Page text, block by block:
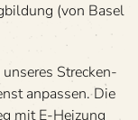
(von Basel
Stre­cken­
anpas­sen. Die
mit E-Hei­zung